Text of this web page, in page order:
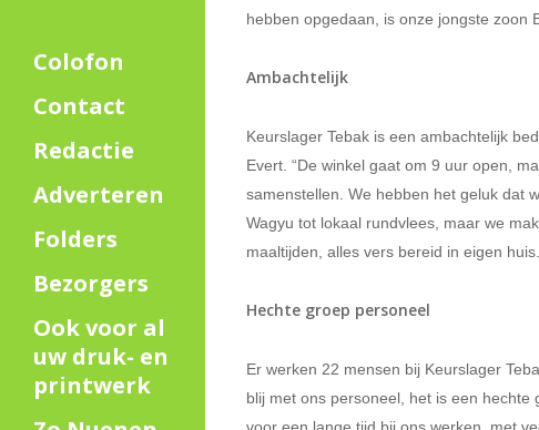
Colofon
Contact
Redactie
Adverteren
Folders
Bezorgers
Ook voor al
uw druk- en
printwerk
hebben opgedaan, is onze jongste zoon
Ambachtelijk
Keurslager Tebak is een ambachtelijk
Evert. “De winkel gaat om 9 uur open,
samenstellen. We hebben het geluk dat
Wagyu tot lokaal rundvlees, maar we
maaltijden, alles vers bereid in eigen
Hechte groep personeel
Er werken 22 mensen bij Keurslager
blij met ons personeel, het is een